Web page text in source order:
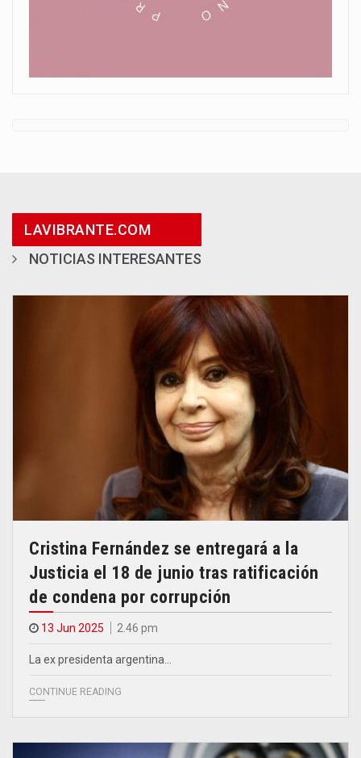
LAVIBRANTE.COM
NOTICIAS INTERESANTES
Cristina Fernández se entregará a la
Justicia el 18 de junio tras ratificación
de condena por corrupción
13 Jun 2025 2.46 pm
La ex presidenta argentina…
CONTINUE READING